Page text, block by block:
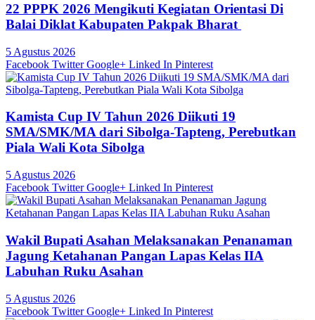
22 PPPK 2026 Mengikuti Kegiatan Orientasi Di
Balai Diklat Kabupaten Pakpak Bharat
5 Agustus 2026
Facebook Twitter Google+ Linked In Pinterest
Kamista Cup IV Tahun 2026 Diikuti 19
SMA/SMK/MA dari Sibolga-Tapteng, Perebutkan
Piala Wali Kota Sibolga
5 Agustus 2026
Facebook Twitter Google+ Linked In Pinterest
Wakil Bupati Asahan Melaksanakan Penanaman
Jagung Ketahanan Pangan Lapas Kelas IIA
Labuhan Ruku Asahan
5 Agustus 2026
Facebook Twitter Google+ Linked In Pinterest